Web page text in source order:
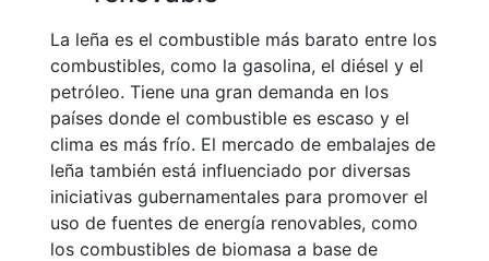
La leña es el combustible más barato entre los
combustibles, como la gasolina, el diésel y el
petróleo. Tiene una gran demanda en los
países donde el combustible es escaso y el
clima es más frío. El mercado de embalajes de
leña también está influenciado por diversas
iniciativas gubernamentales para promover el
uso de fuentes de energía renovables, como
los combustibles de biomasa a base de